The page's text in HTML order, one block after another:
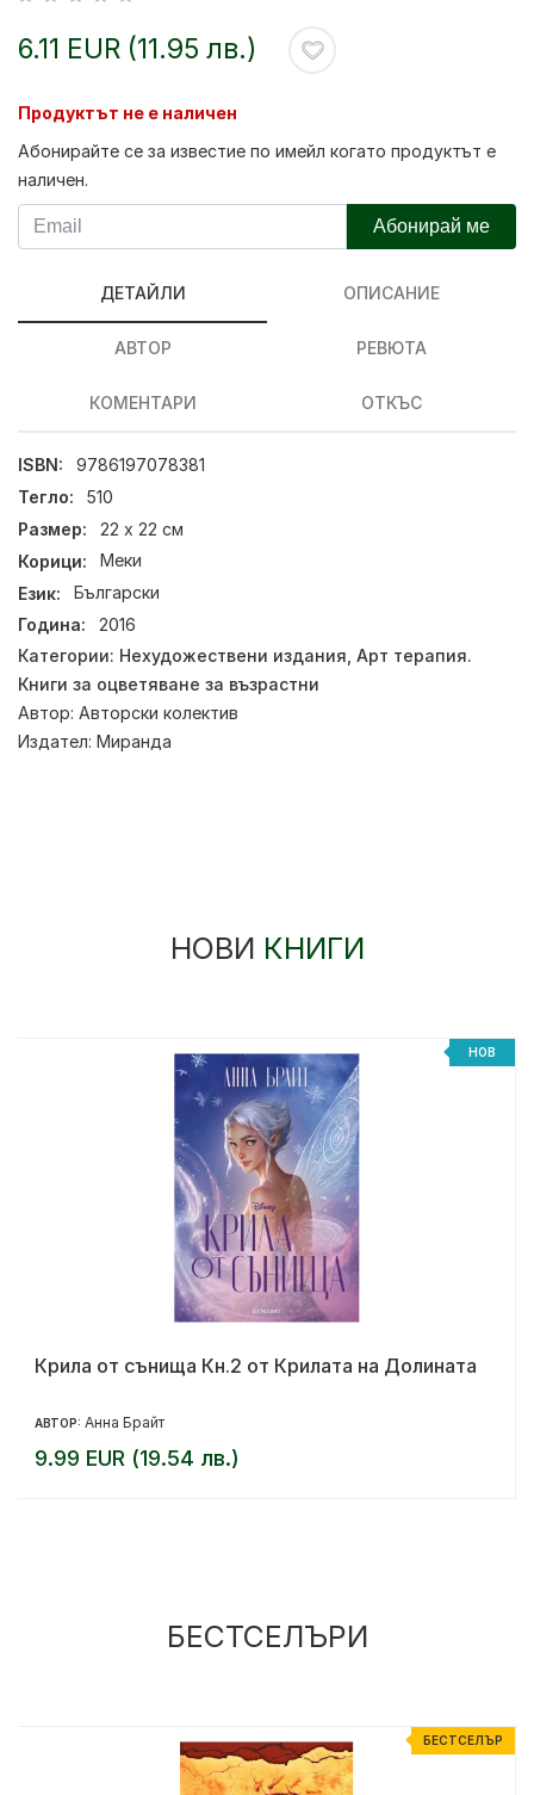
6.11 EUR (11.95 лв.)
Продуктът не е наличен
Абонирайте се за известие по имейл когато продуктът е
наличен.
Абонирай ме
ДЕТАЙЛИ ОПИСАНИЕ
АВТОР РЕВЮТА
КОМЕНТАРИ ОТКЪС
ISBN:
9786197078381
Тегло:
510
Размер:
22 х 22 см
Корици:
Меки
Език:
Български
Година:
2016
Категории: Нехудожествени издания Арт терапия.
Книги за оцветяване за възрастни
Автор: Авторски колектив
Издател: Миранда
НОВИ КНИГИ
НОВ
Крила от сънища Кн.2 от Крилата на Долината
АВТОР: Анна Брайт
9.99 EUR (19.54 лв.)
БЕСТСЕЛЪРИ
БЕСТСЕЛЪР